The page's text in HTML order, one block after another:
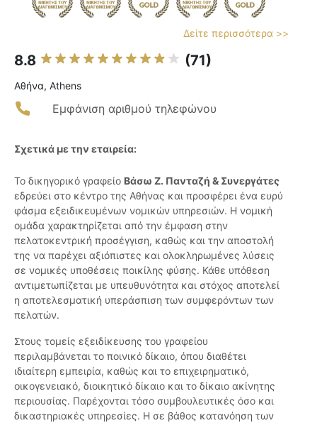
Δείτε περισσότερα >>
8.8 (71)
Αθήνα, Athens
Εμφάνιση αριθμού τηλεφώνου
Σχετικά με την εταιρεία:
Το δικηγορικό γραφείο Βάσω Ζ. Πανταζή & Συνεργάτες
εδρεύει στο κέντρο της Αθήνας και προσφέρει ένα ευρύ
φάσμα εξειδικευμένων νομικών υπηρεσιών. Η νομική
ομάδα χαρακτηρίζεται από την έμφαση στην
πελατοκεντρική προσέγγιση, καθώς και την αποστολή
της να παρέχει αξιόπιστες και ολοκληρωμένες λύσεις
σε νομικές υποθέσεις ποικίλης φύσης. Κάθε υπόθεση
αντιμετωπίζεται με υπευθυνότητα και στόχος αποτελεί
η αποτελεσματική υπεράσπιση των συμφερόντων των
πελατών.
Στους τομείς εξειδίκευσης του γραφείου
περιλαμβάνεται το ποινικό δίκαιο, όπου διαθέτει
ιδιαίτερη εμπειρία, καθώς και το επιχειρηματικό,
οικογενειακό, διοικητικό δίκαιο και το δίκαιο ακίνητης
περιουσίας. Παρέχονται τόσο συμβουλευτικές όσο και
δικαστηριακές υπηρεσίες. Η σε βάθος κατανόηση των